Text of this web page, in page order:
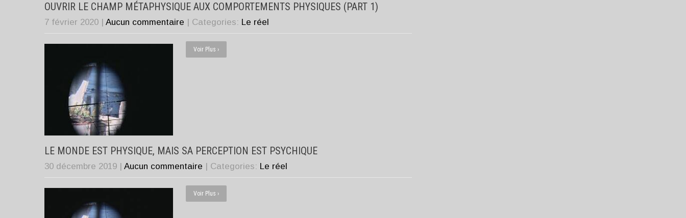
OUVRIR LE CHAMP MÉTAPHYSIQUE AUX COMPORTEMENTS PHYSIQUES (PART 1)
7 février 2020 | Aucun commentaire | Categories: Le réel
Voir Plus ›
LE MONDE EST PHYSIQUE, MAIS SA PERCEPTION EST PSYCHIQUE
30 décembre 2019 | Aucun commentaire | Categories: Le réel
Voir Plus ›